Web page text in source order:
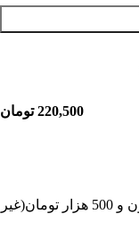
220,500 تومان
ارسال رایگان برای سفارش های بالای 2 میلیون و 500 هزار تومان(غیر